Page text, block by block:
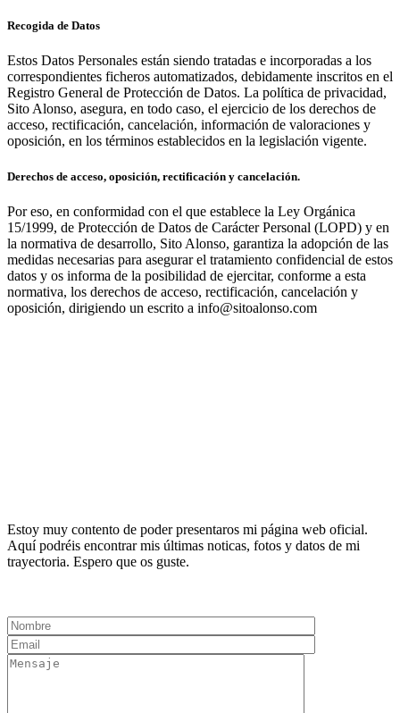
Recogida de Datos
Estos Datos Personales están siendo tratadas e incorporadas a los
correspondientes ficheros automatizados, debidamente inscritos en el
Registro General de Protección de Datos. La política de privacidad,
Sito Alonso, asegura, en todo caso, el ejercicio de los derechos de
acceso, rectificación, cancelación, información de valoraciones y
oposición, en los términos establecidos en la legislación vigente.
Derechos de acceso, oposición, rectificación y cancelación.
Por eso, en conformidad con el que establece la Ley Orgánica
15/1999, de Protección de Datos de Carácter Personal (LOPD) y en
la normativa de desarrollo, Sito Alonso, garantiza la adopción de las
medidas necesarias para asegurar el tratamiento confidencial de estos
datos y os informa de la posibilidad de ejercitar, conforme a esta
normativa, los derechos de acceso, rectificación, cancelación y
oposición, dirigiendo un escrito a info@sitoalonso.com
Estoy muy contento de poder presentaros mi página web oficial.
Aquí podréis encontrar mis últimas noticas, fotos y datos de mi
trayectoria. Espero que os guste.